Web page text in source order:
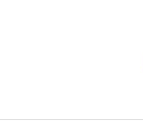
Anti-Rassismus für